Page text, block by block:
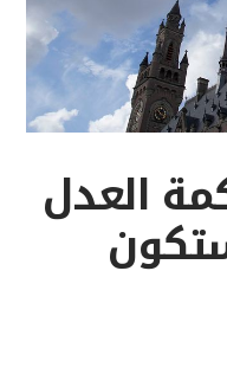
العدل